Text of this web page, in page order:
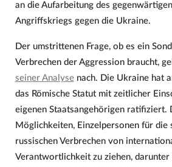
an die Aufarbeitung des
Angriffskriegs gegen die Ukraine.
Der umstrittenen Frage, ob es ein
Verbrechen der Aggression braucht,
seiner Analysenach. Die Ukraine hat
das Römische Statut mit zeitlicher
eigenen Staatsangehörigen ratifiziert.
Möglichkeiten, Einzelpersonen für die
russischen Verbrechen von
Verantwortlichkeit zu ziehen,